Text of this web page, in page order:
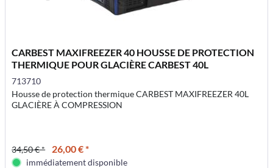
CARBEST MAXIFREEZER 40 HOUSSE DE PROTECTION
THERMIQUE POUR GLACIÈRE CARBEST 40L
713710
Housse de protection thermique CARBEST MAXIFREEZER 40L
GLACIÈRE À COMPRESSION
34,50 € * 26,00 € *
immédiatement disponible